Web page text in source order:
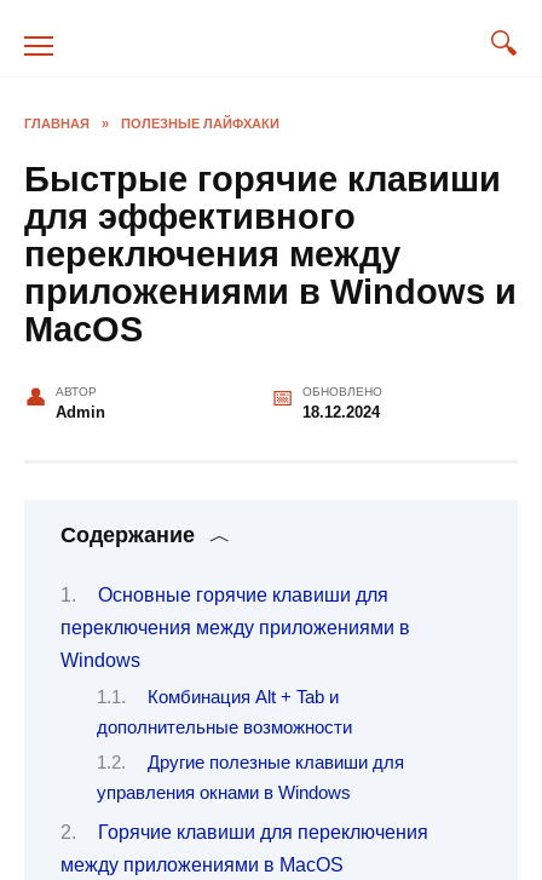
ГЛАВНАЯ » ПОЛЕЗНЫЕ ЛАЙФХАКИ
Быстрые горячие клавиши
для эффективного
переключения между
приложениями в Windows и
MacOS
АВТОР
Admin
ОБНОВЛЕНО
18.12.2024
Содержание
Основные горячие клавиши для
переключения между приложениями в
Windows
Комбинация Alt + Tab и
дополнительные возможности
Другие полезные клавиши для
управления окнами в Windows
Горячие клавиши для переключения
между приложениями в MacOS